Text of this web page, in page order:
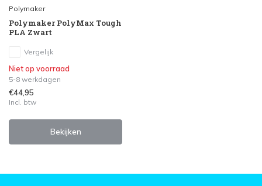
Polymaker
Polymaker PolyMax Tough
PLA Zwart
Vergelijk
Niet op voorraad
5-8 werkdagen
€44,95
Incl. btw
Bekijken